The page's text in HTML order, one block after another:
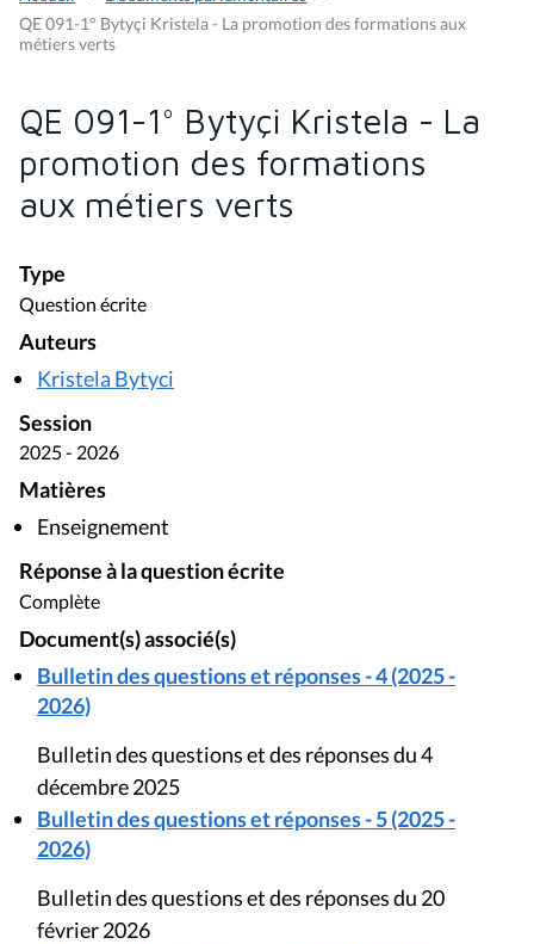
QE 091-1° Bytyçi Kristela - La promotion des formations aux
métiers verts
QE 091-1° Bytyçi Kristela - La
promotion des formations
aux métiers verts
Type
Question écrite
Auteurs
Kristela Bytyci
Session
2025 - 2026
Matières
Enseignement
Réponse à la question écrite
Complète
Document(s) associé(s)
Bulletin des questions et réponses - 4 (2025 -
2026)
Bulletin des questions et des réponses du 4
décembre 2025
Bulletin des questions et réponses - 5 (2025 -
2026)
Bulletin des questions et des réponses du 20
février 2026